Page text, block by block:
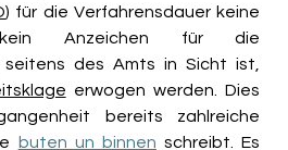
) für die Verfahrensdauer keine
Anzeichen für die
des Amts in Sicht ist,
erwogen werden. Dies
bereits zahlreiche
buten un binnen schreibt. Es